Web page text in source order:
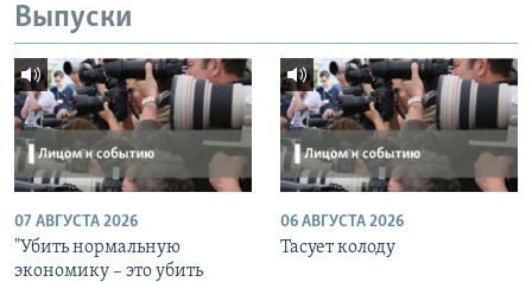
Выпуски
07 АВГУСТА 2026
"Убить нормальную
экономику – это убить
06 АВГУСТА 2026
Тасует колоду